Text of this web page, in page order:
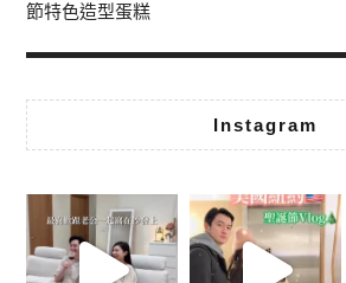
節特色造型蛋糕
Instagram